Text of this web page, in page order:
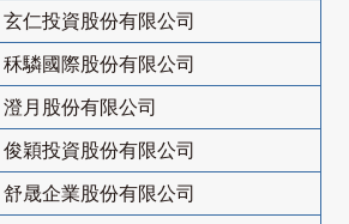
玄仁投資股份有限公司
秝驎國際股份有限公司
澄月股份有限公司
俊穎投資股份有限公司
舒晟企業股份有限公司